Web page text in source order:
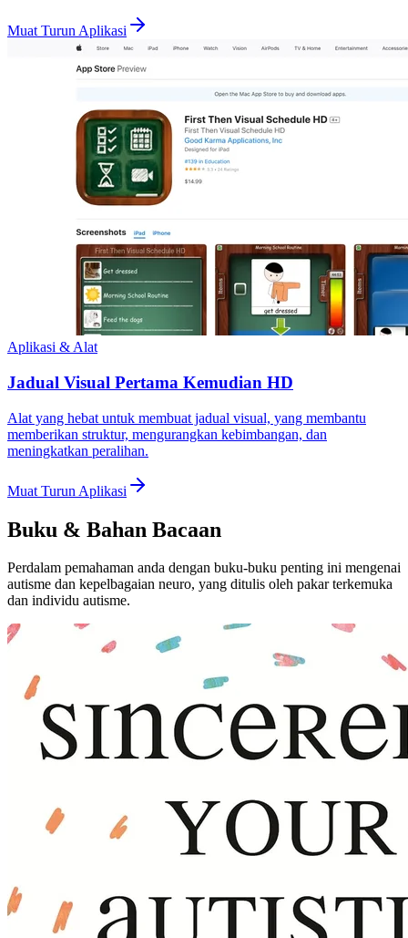
Muat Turun Aplikasi
Aplikasi & Alat
Jadual Visual Pertama Kemudian HD
Alat yang hebat untuk membuat jadual visual, yang membantu
memberikan struktur, mengurangkan kebimbangan, dan
meningkatkan peralihan.
Muat Turun Aplikasi
Buku & Bahan Bacaan
Perdalam pemahaman anda dengan buku-buku penting ini mengenai
autisme dan kepelbagaian neuro, yang ditulis oleh pakar terkemuka
dan individu autisme.